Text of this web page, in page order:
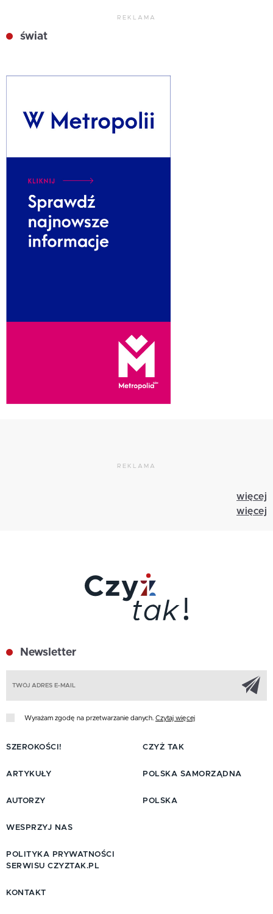
REKLAMA
świat
REKLAMA
więcej
więcej
Newsletter
Wyrażam zgodę na przetwarzanie danych. Czytaj więcej
SZEROKOŚCI!
ARTYKUŁY
AUTORZY
CZYŻ TAK
POLSKA SAMORZĄDNA
POLSKA
WESPRZYJ NAS
POLITYKA PRYWATNOŚCI
SERWISU CZYZTAK.PL
KONTAKT